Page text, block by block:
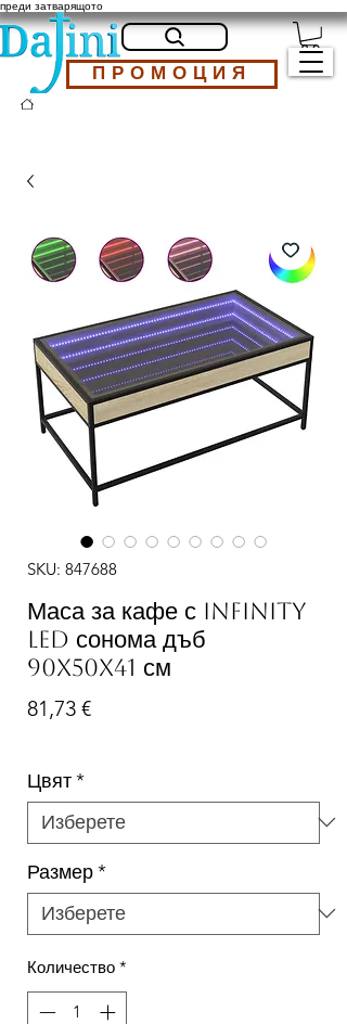
преди затварящото
ПРОМОЦИЯ
SKU: 847688
Маса за кафе с Infinity
LED сонома дъб
90x50x41 см
81,73 €Цена
Цвят*
Размер*
Количество *